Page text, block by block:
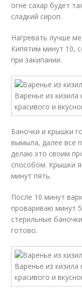
огне сахар будет
сладкий сироп.
Нагревать лучше
Кипятим минут 10,
при закипании.
Баночки и крышки
вымыла, далее все
делаю это своим
способом. Крышки
минут пять.
После 10 минут
провариваю минут
стерильные
готово.